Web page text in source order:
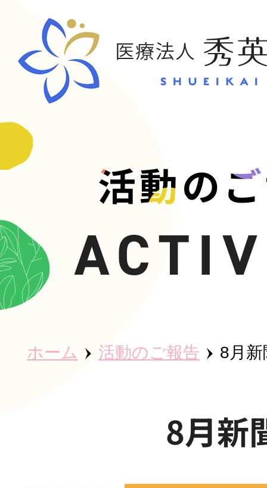
活動の
ホーム 活動のご報告 8月新
8月新
お問い
秀英会につ
魅力・取り